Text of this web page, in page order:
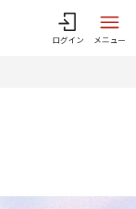
ログイン メニュー